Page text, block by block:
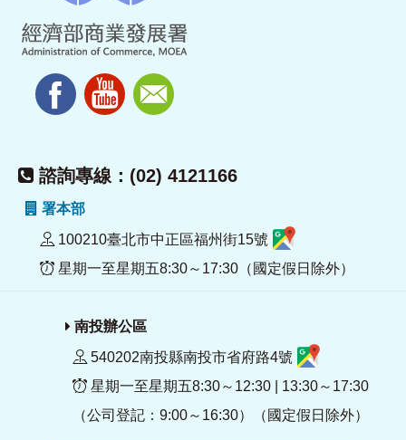
諮詢專線：(02) 4121166
署本部
100210臺北市中正區福州街15號
星期一至星期五8:30～17:30（國定假日除外）
南投辦公區
540202南投縣南投市省府路4號
星期一至星期五8:30～12:30 | 13:30～17:30
（公司登記：9:00～16:30）（國定假日除外）